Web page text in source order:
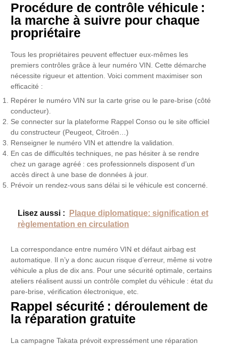
Procédure de contrôle véhicule :
la marche à suivre pour chaque
propriétaire
Tous les propriétaires peuvent effectuer eux-mêmes les
premiers contrôles grâce à leur numéro VIN. Cette démarche
nécessite rigueur et attention. Voici comment maximiser son
efficacité :
Repérer le numéro VIN sur la carte grise ou le pare-brise (côté
conducteur).
Se connecter sur la plateforme Rappel Conso ou le site officiel
du constructeur (Peugeot, Citroën…)
Renseigner le numéro VIN et attendre la validation.
En cas de difficultés techniques, ne pas hésiter à se rendre
chez un garage agréé : ces professionnels disposent d’un
accès direct à une base de données à jour.
Prévoir un rendez-vous sans délai si le véhicule est concerné.
Lisez aussi :
Plaque diplomatique: signification et
règlementation en circulation
La correspondance entre numéro VIN et défaut airbag est
automatique. Il n’y a donc aucun risque d’erreur, même si votre
véhicule a plus de dix ans. Pour une sécurité optimale, certains
ateliers réalisent aussi un contrôle complet du véhicule : état du
pare-brise, vérification électronique, etc.
Rappel sécurité : déroulement de
la réparation gratuite
La campagne Takata prévoit expressément une réparation